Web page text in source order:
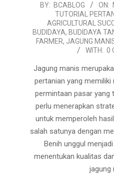
2026-
03
BY: BCABLOG ON:
TUTORIAL
AGRICULTURAL
BUDIDAYA, BUDIDAYA
FARMER, JAGUNG
WITH: 0
Jagung manis
pertanian yang
permintaan pasar yang
perlu menerapkan
untuk memperoleh
salah satunya dengan
Benih unggul
menentukan kualitas
jagung